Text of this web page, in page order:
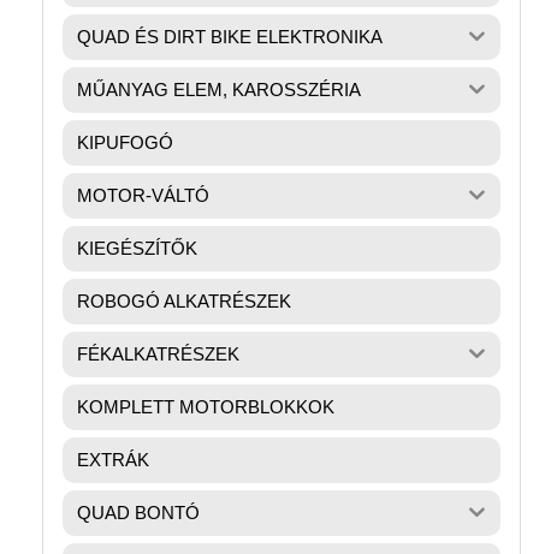
QUAD ÉS DIRT BIKE ELEKTRONIKA
MŰANYAG ELEM, KAROSSZÉRIA
KIPUFOGÓ
MOTOR-VÁLTÓ
KIEGÉSZÍTŐK
ROBOGÓ ALKATRÉSZEK
FÉKALKATRÉSZEK
KOMPLETT MOTORBLOKKOK
EXTRÁK
QUAD BONTÓ